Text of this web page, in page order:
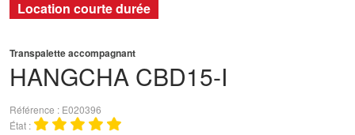
HANGCHA CBD15-I
Transpalette accompagnant
Référence
E020396
État
Location courte durée